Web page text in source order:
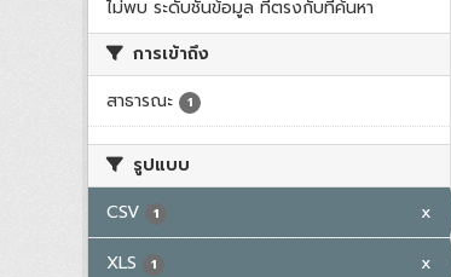
ไม่พบ ระดับชั้นข้อมูล ที่ตรงกับที่ค้นหา
การเข้าถึง
สาธารณะ
1
รูปแบบ
CSV
1
x
XLS
1 x